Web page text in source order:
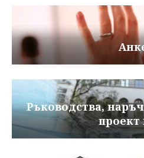
Ръководства,
проект